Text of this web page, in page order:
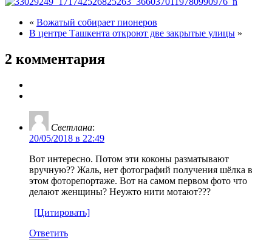
« Вожатый собирает пионеров
В центре Ташкента откроют две закрытые улицы »
2 комментария
Светлана:
20/05/2018 в 22:49
Вот интересно. Потом эти коконы разматывают
вручную?? Жаль, нет фотографий получения шёлка в
этом фоторепортаже. Вот на самом первом фото что
делают женщины? Неужто нити мотают???
[Цитировать]
Ответить